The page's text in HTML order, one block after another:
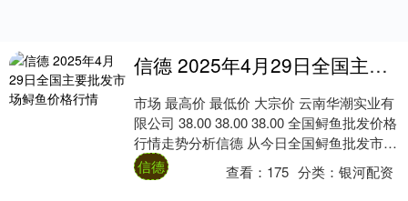
信德 2025年4月29日全国主要批发市场鲟鱼价格行情
市场 最高价 最低价 大宗价 云南华潮实业有
限公司 38.00 38.00 38.00 全国鲟鱼批发价格
行情走势分析信德 从今日全国鲟鱼批发市场
价格上来看，当日....
信德 查看： 175 分类：银河配资